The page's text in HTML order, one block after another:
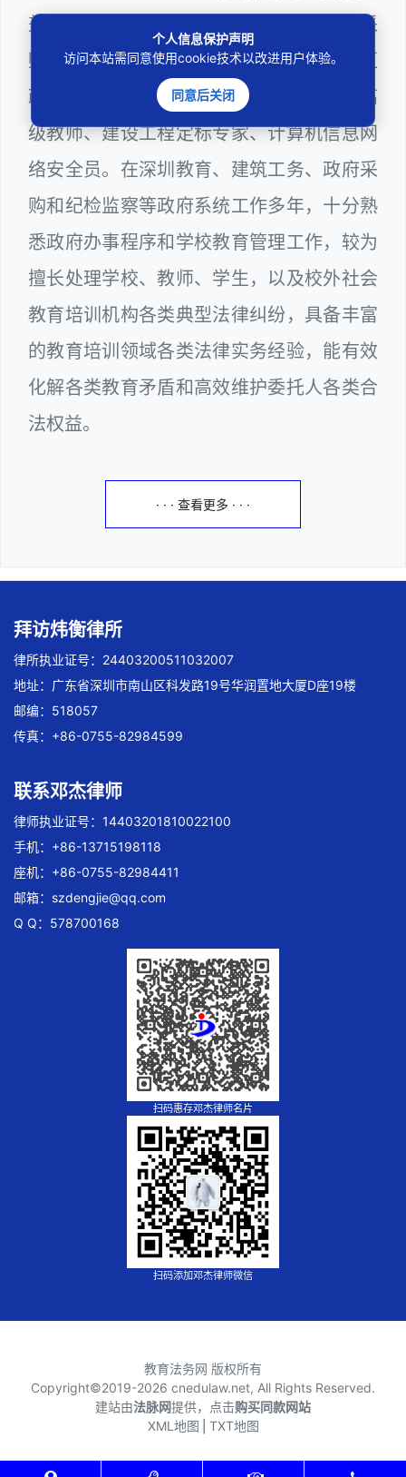
兼任深圳市人民政府听证员、深圳市政府采
购评审专家（法律类），曾担任深圳市某区
政府部门公职律师、深圳市某区公办学校高
级教师、建设工程定标专家、计算机信息网
络安全员。在深圳教育、建筑工务、政府采
购和纪检监察等政府系统工作多年，十分熟
悉政府办事程序和学校教育管理工作，较为
擅长处理学校、教师、学生，以及校外社会
教育培训机构各类典型法律纠纷，具备丰富
的教育培训领域各类法律实务经验，能有效
化解各类教育矛盾和高效维护委托人各类合
法权益。
· · · 查看更多 · · ·
拜访炜衡律所
律所执业证号：24403200511032007
地址：广东省深圳市南山区科发路19号华润置地大厦D座19楼
邮编：518057
传真：+86-0755-82984599
联系邓杰律师
律师执业证号：14403201810022100
手机：+86-13715198118
座机：+86-0755-82984411
邮箱： szdengjie@qq.com
Q Q：578700168
扫码惠存邓杰律师名片
扫码添加邓杰律师微信
教育法务网 版权所有
Copyright©2019-2026 cnedulaw.net, All Rights Reserved.
建站由法脉网提供，点击购买同款网站
个人信息保护声明
访问本站需同意使用cookie技术以改进用户体验。
同意后关闭
XML地图 TXT地图